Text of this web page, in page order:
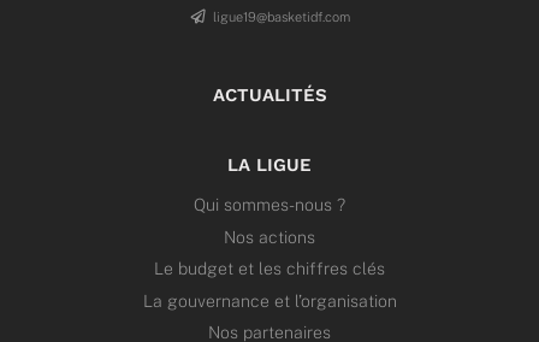
ligue19@basketidf.com
ACTUALITÉS
LA LIGUE
Qui sommes-nous ?
Nos actions
Le budget et les chiffres clés
La gouvernance et l’organisation
Nos partenaires